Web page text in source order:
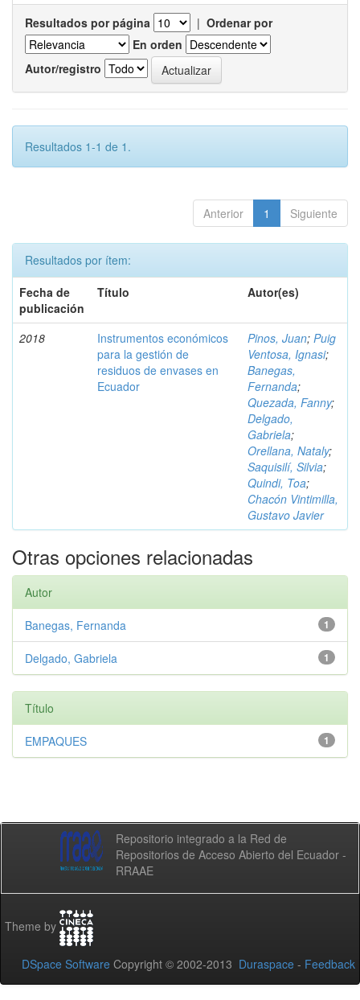
Resultados por página | Ordenar por
En orden
Autor/registro
Resultados 1-1 de 1.
Anterior 1 Siguiente
Resultados por ítem:
Fecha de
publicación
Título Autor(es)
2018
Instrumentos económicos
para la gestión de
residuos de envases en
Ecuador
Pinos, Juan; Puig
Ventosa, Ignasi;
Banegas,
Fernanda;
Quezada, Fanny;
Delgado,
Gabriela;
Orellana, Nataly;
Saquisilí, Silvia;
Quindi, Toa;
Chacón Vintimilla,
Gustavo Javier
Otras opciones relacionadas
Autor
1
Banegas, Fernanda
1
Delgado, Gabriela
Título
1
EMPAQUES
Repositorio integrado a la Red de
Repositorios de Acceso Abierto del Ecuador -
RRAAE
Theme by
DSpace Software Copyright © 2002-2013 Duraspace - Feedback